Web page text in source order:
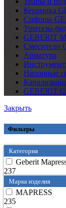
Керамика
Сифоны
Унитазы-
GEBERIT
Смесители
Арматура
Напорные
GEBERIT
Закрыть
Фильтры
Категория
Geberit
237
Марка изделия
MAPRESS
235